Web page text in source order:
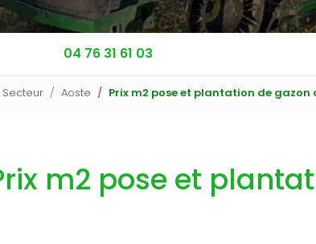
04 76 31 61 03
Secteur Aoste Prix m2 pose et plantation de gazon
m2 pose et